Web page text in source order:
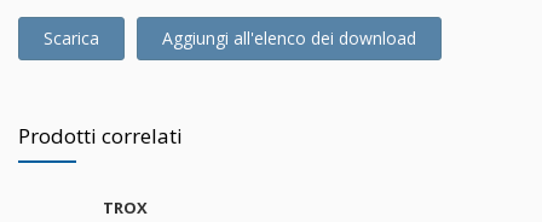
Scarica Aggiungi all'elenco dei download
Prodotti correlati
TROX